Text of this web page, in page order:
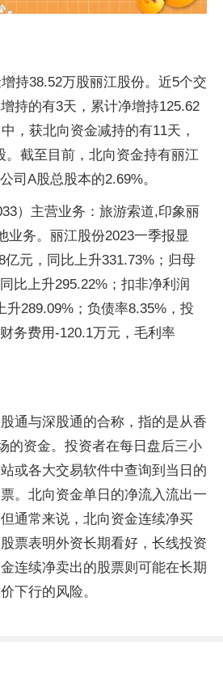
持38.52万股丽江股份。近5个交
持的有3天，累计净增持125.62
，获北向资金减持的有11天，
。截至目前，北向资金持有丽江
司A股总股本的2.69%。
）主营业务：旅游索道,印象丽
业务。丽江股份2023一季报显
亿元，同比上升331.73%；归母
比上升295.22%；扣非净利润
升289.09%；负债率8.35%，投
务费用-120.1万元，毛利率
股通与深股通的合称，指的是从香
的资金。投资者在每日盘后三小
或各大交易软件中查询到当日的
。北向资金单日的净流入流出一
通常来说，北向资金连续净买
票表明外资长期看好，长线投资
连续净卖出的股票则可能在长期
下行的风险。